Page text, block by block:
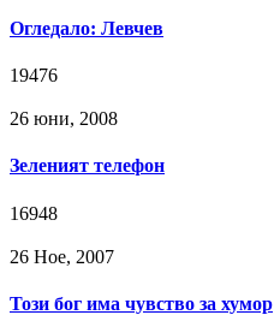
Огледало: Левчев
19476
26 юни, 2008
Зеленият телефон
16948
26 Ное, 2007
Този бог има чувство за хумор